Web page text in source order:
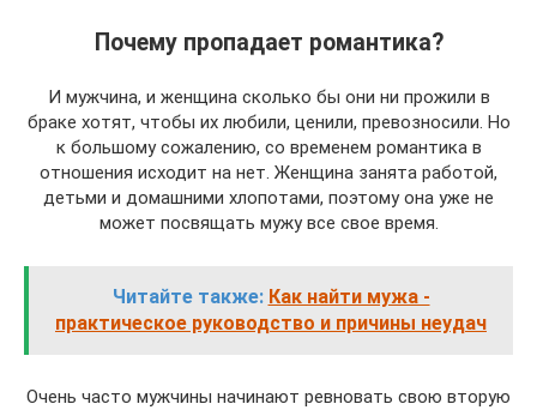
Почему пропадает романтика?
И мужчина, и женщина сколько бы они ни прожили в
браке хотят, чтобы их любили, ценили, превозносили. Но
к большому сожалению, со временем романтика в
отношения исходит на нет. Женщина занята работой,
детьми и домашними хлопотами, поэтому она уже не
может посвящать мужу все свое время.
Читайте также: Как найти мужа -
практическое руководство и причины неудач
Очень часто мужчины начинают ревновать свою вторую